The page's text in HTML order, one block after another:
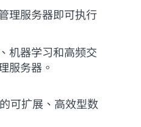
理服务器即可执行
机器学习和高频交
服务器。
可扩展、高效型数